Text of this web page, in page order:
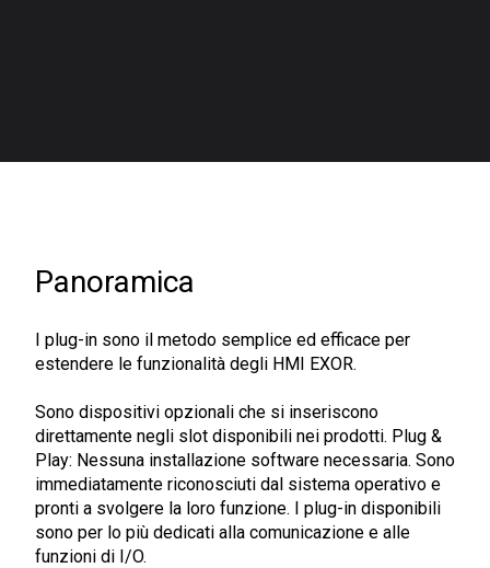
Panoramica
I plug-in sono il metodo semplice ed efficace per
estendere le funzionalità degli HMI EXOR.
Sono dispositivi opzionali che si inseriscono
direttamente negli slot disponibili nei prodotti. Plug &
Play: Nessuna installazione software necessaria. Sono
immediatamente riconosciuti dal sistema operativo e
pronti a svolgere la loro funzione. I plug-in disponibili
sono per lo più dedicati alla comunicazione e alle
funzioni di I/O.